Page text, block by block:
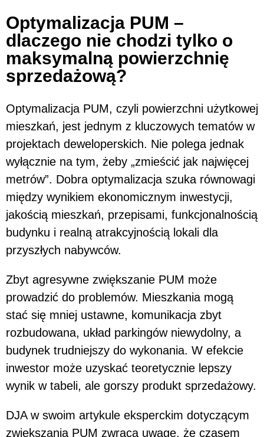
Optymalizacja PUM –
dlaczego nie chodzi tylko o
maksymalną powierzchnię
sprzedażową?
Optymalizacja PUM, czyli powierzchni użytkowej
mieszkań, jest jednym z kluczowych tematów w
projektach deweloperskich. Nie polega jednak
wyłącznie na tym, żeby „zmieścić jak najwięcej
metrów”. Dobra optymalizacja szuka równowagi
między wynikiem ekonomicznym inwestycji,
jakością mieszkań, przepisami, funkcjonalnością
budynku i realną atrakcyjnością lokali dla
przyszłych nabywców.
Zbyt agresywne zwiększanie PUM może
prowadzić do problemów. Mieszkania mogą
stać się mniej ustawne, komunikacja zbyt
rozbudowana, układ parkingów niewydolny, a
budynek trudniejszy do wykonania. W efekcie
inwestor może uzyskać teoretycznie lepszy
wynik w tabeli, ale gorszy produkt sprzedażowy.
DJA w swoim artykule eksperckim dotyczącym
zwiększania PUM zwraca uwagę, że czasem